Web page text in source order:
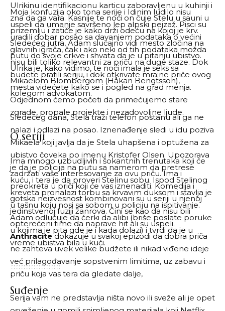
Ulrikinu identifikacionu karticu zaboravljenu u kuhinji i
zna da ga vara. Kasnije te noći on čuje Stelu u sauni u
prizemlju i zatiče je kako drži odeću na kojoj je krv.
Sledećeg jutra, Adam slučajno vidi mesto zločina na
putu do svoje crkve i shvata da je u pitanju ubistvo.
Ulrika je, kako vidimo, te noći imala je seks sa
Mikaelom Blombergom (Håkan Bengtsson),
kolegom advokatom.
Sledećeg dana, Stela traži telefon postanu ali ga ne
nalazi i odlazi na posao. Iznenađenje sledi u idu poziva
Mikaela koji javlja da je Stela uhapšena i optužena za
ubistvo čoveka po imenu Kristofer Olsen. Upozorava
je da je policija na putu sa namerom da pretrese
kuću, i tera je da proveri Stelinu sobu. Ispod Stelinog
kreveta pronalazi torbu sa krvavim duksom i stavlja je
u tašnu koju nosi sa sobom u policiju na ispitivanje.
Adam odlučuje da ćerki da alibi (briše poslate poruke
u kojima je pita gde je i kada dolazi) i tvrdi da je u
vreme ubistva bila u kući.
Suđenje
Moja konfuzija oko tona serije i Idinim ludilo nisu
uspeli da umanje savršeno lep alpski pejzaž. Pisci su
uradili dobar posao sa davanjem podataka o većini
glavnih igrača, čak i ako neki od tih podataka možda
nisu bili toliko relevantni za priču na duge staze. Dok
budete pratili seriju, i dok otkrivate mra;ne priče ovog
mesta videćete kako se i pogled na grad menja.
Odjednom ćemo početi da primećujemo stare
zgrade, propale projekte i nezadovoljne ljude.
O seriji
Ima mnogo uzbudljivih i šokantnih trenutaka koji će
zadržati vaše interesovanje za ovu priču. Ima i
preokreta u priči koji će vas iznenaditi. Komedija i
gotska neizvesnost kombinovani su u seriji u njenoj
jedinstvenoj fuziji žanrova. Čini se kao da nisu bili
opterećeni time da naprave hit ali su uspeli.
Anthracitedokazuje u svakoj epizodi da dobra priča
ne zahteva uvek velike budžete ili nikad viđene ideje
već prilagođavanje sopstvenim limitima, uz zabavu i
priču koja vas tera da gledate dalje,
Serija vam ne predstavlja ništa novo ili sveže ali je opet